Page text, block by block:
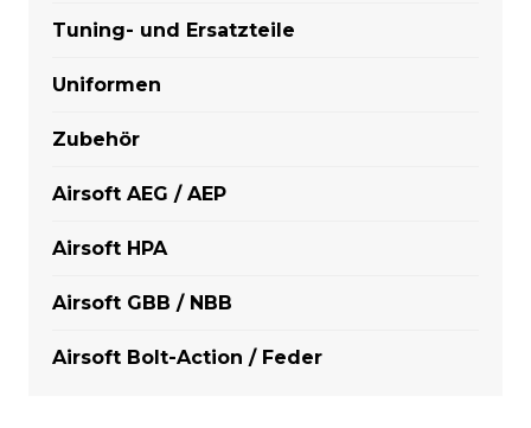
Tuning- und Ersatzteile
Uniformen
Zubehör
Airsoft AEG / AEP
Airsoft HPA
Airsoft GBB / NBB
Airsoft Bolt-Action / Feder